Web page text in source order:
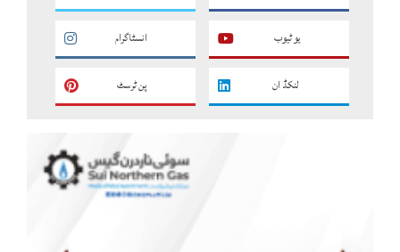
یو ٹیوب انسٹاگرام
لنکڈ ان پن ٹرسٹ